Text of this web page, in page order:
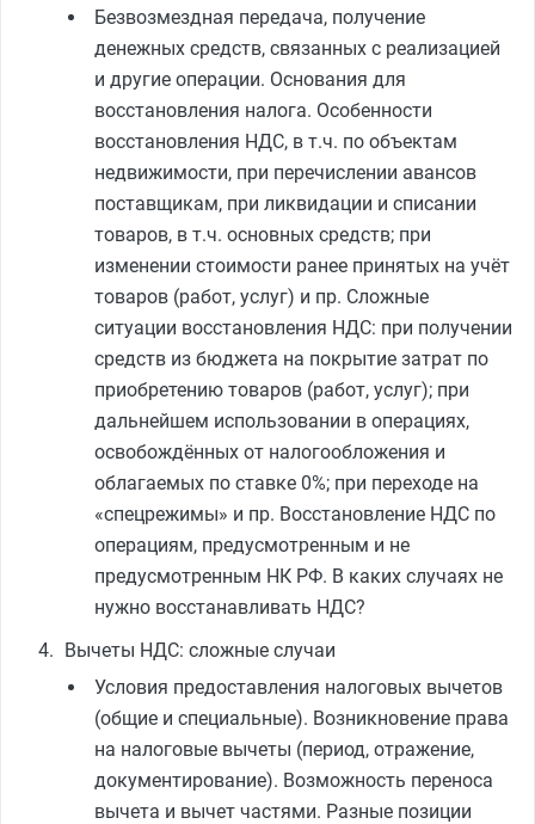
Безвозмездная передача, получение
денежных средств, связанных с реализацией
и другие операции. Основания для
восстановления налога. Особенности
восстановления НДС, в т.ч. по объектам
недвижимости, при перечислении авансов
поставщикам, при ликвидации и списании
товаров, в т.ч. основных средств; при
изменении стоимости ранее принятых на учёт
товаров (работ, услуг) и пр. Сложные
ситуации восстановления НДС: при получении
средств из бюджета на покрытие затрат по
приобретению товаров (работ, услуг); при
дальнейшем использовании в операциях,
освобождённых от налогообложения и
облагаемых по ставке 0%; при переходе на
«спецрежимы» и пр. Восстановление НДС по
операциям, предусмотренным и не
предусмотренным НК РФ. В каких случаях не
нужно восстанавливать НДС?
Вычеты НДС: сложные случаи
Условия предоставления налоговых вычетов
(общие и специальные). Возникновение права
на налоговые вычеты (период, отражение,
документирование). Возможность переноса
вычета и вычет частями. Разные позиции